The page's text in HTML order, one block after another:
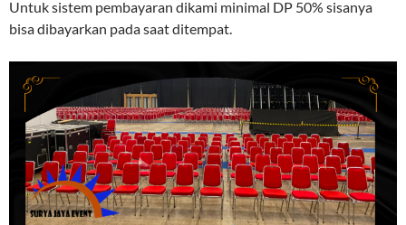
Untuk sistem pembayaran dikami minimal DP 50% sisanya
bisa dibayarkan pada saat ditempat.